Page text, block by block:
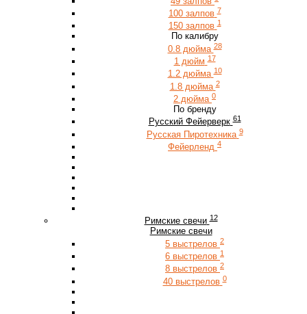
100 залпов 7
150 залпов 1
По калибру
0.8 дюйма 28
1 дюйм 17
1.2 дюйма 10
1.8 дюйма 2
2 дюйма 0
По бренду
Русский Фейерверк 61
Русская Пиротехника 9
Фейерленд 4
Римские свечи 12
Римские свечи
5 выстрелов 2
6 выстрелов 1
8 выстрелов 2
40 выстрелов 0